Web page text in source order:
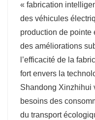
« fabrication
des véhicules
production de pointe
des améliorations
l’efficacité de la
fort envers la
Shandong Xinzhihui
besoins des
du transport